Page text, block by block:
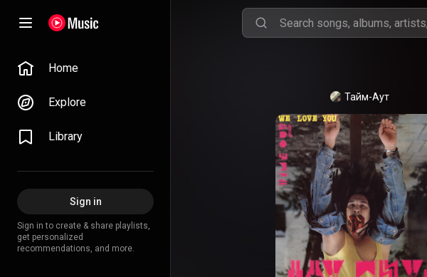
Home
Explore
Library
Sign in
Sign in to create & share playlists,
get personalized
recommendations, and more.
Тайм-Аут